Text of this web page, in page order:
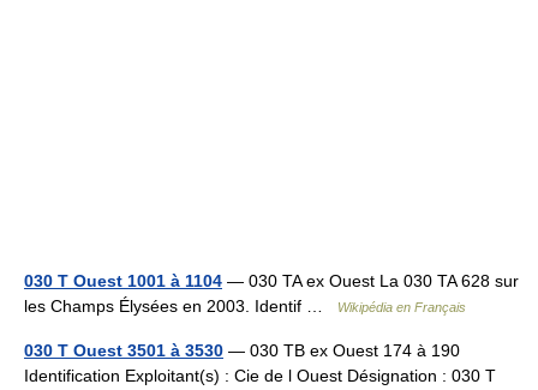
030 T Ouest 1001 à 1104 — 030 TA ex Ouest La 030 TA 628 sur
les Champs Élysées en 2003. Identif …
Wikipédia en Français
030 T Ouest 3501 à 3530 — 030 TB ex Ouest 174 à 190
Identification Exploitant(s) : Cie de l Ouest Désignation : 030 T